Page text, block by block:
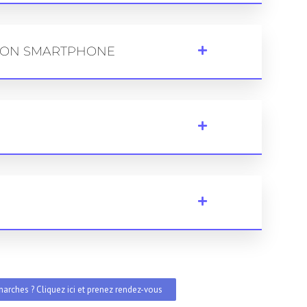
SMARTPHONE
? Cliquez ici et prenez rendez-vous